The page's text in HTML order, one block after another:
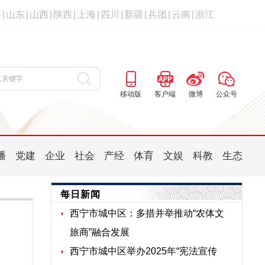
山东 山西 陕西 上海 四川 新疆 兵团 云南 浙江
移动版 客户端 微博 公众号
党建 企业 社会 产经 体育 文娱 科教 生态
每日新闻
西宁市城中区：多措并举推动“农体文
旅商”融合发展
西宁市城中区举办2025年“宪法宣传